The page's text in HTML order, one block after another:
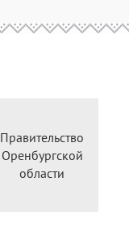
Правительство
Оренбургской
области